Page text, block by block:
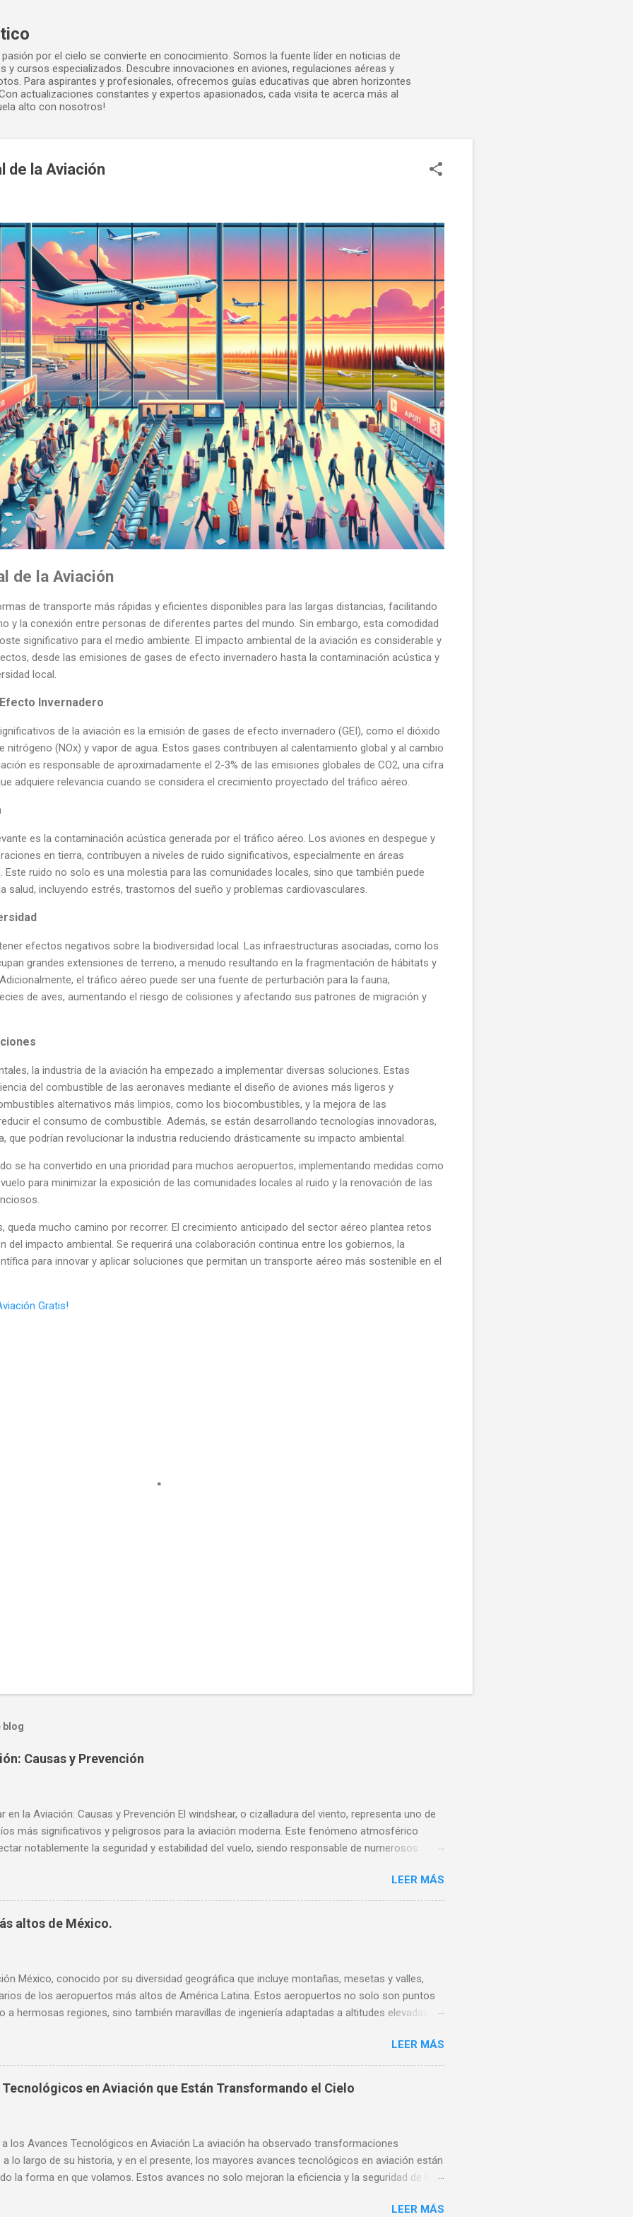
por el cielo se convierte en conocimiento. Somos la fuente líder en noticias de
y cursos especializados. Descubre innovaciones en aviones, regulaciones aéreas y
Para aspirantes y profesionales, ofrecemos guías educativas que abren horizontes
actualizaciones constantes y expertos apasionados, cada visita te acerca más al
alto con nosotros!
de la Aviación
de la Aviación
de transporte más rápidas y eficientes disponibles para las largas distancias, facilitando
y la conexión entre personas de diferentes partes del mundo. Sin embargo, esta comodidad
significativo para el medio ambiente. El impacto ambiental de la aviación es considerable y
desde las emisiones de gases de efecto invernadero hasta la contaminación acústica y
local.
Invernadero
de la aviación es la emisión de gases de efecto invernadero (GEI), como el dióxido
nitrógeno (NOx) y vapor de agua. Estos gases contribuyen al calentamiento global y al cambio
es responsable de aproximadamente el 2-3% de las emisiones globales de CO2, una cifra
adquiere relevancia cuando se considera el crecimiento proyectado del tráfico aéreo.
es la contaminación acústica generada por el tráfico aéreo. Los aviones en despegue y
en tierra, contribuyen a niveles de ruido significativos, especialmente en áreas
ruido no solo es una molestia para las comunidades locales, sino que también puede
salud, incluyendo estrés, trastornos del sueño y problemas cardiovasculares.
efectos negativos sobre la biodiversidad local. Las infraestructuras asociadas, como los
grandes extensiones de terreno, a menudo resultando en la fragmentación de hábitats y
el tráfico aéreo puede ser una fuente de perturbación para la fauna,
de aves, aumentando el riesgo de colisiones y afectando sus patrones de migración y
la industria de la aviación ha empezado a implementar diversas soluciones. Estas
del combustible de las aeronaves mediante el diseño de aviones más ligeros y
alternativos más limpios, como los biocombustibles, y la mejora de las
el consumo de combustible. Además, se están desarrollando tecnologías innovadoras,
que podrían revolucionar la industria reduciendo drásticamente su impacto ambiental.
se ha convertido en una prioridad para muchos aeropuertos, implementando medidas como
para minimizar la exposición de las comunidades locales al ruido y la renovación de las
queda mucho camino por recorrer. El crecimiento anticipado del sector aéreo plantea retos
del impacto ambiental. Se requerirá una colaboración continua entre los gobiernos, la
para innovar y aplicar soluciones que permitan un transporte aéreo más sostenible en el
Gratis!
blog
Causas y Prevención
en la Aviación: Causas y Prevención El windshear, o cizalladura del viento, representa uno de
más significativos y peligrosos para la aviación moderna. Este fenómeno atmosférico
notablemente la seguridad y estabilidad del vuelo, siendo responsable de numerosos
es, por tanto, una prioridad crítica tanto para pilotos como para operadores de aeropuertos y
En este artículo, exploraremos en detalle qué es el windshear, sus tipos y
a la aviación . También analizaremos las principales causas de su aparición, abarcando
LEER MÁS
altos de México.
México, conocido por su diversidad geográfica que incluye montañas, mesetas y valles,
de los aeropuertos más altos de América Latina. Estos aeropuertos no solo son puntos
a hermosas regiones, sino también maravillas de ingeniería adaptadas a altitudes elevadas.
que tienen para sus respectivas regiones. 1. Aeropuerto Internacional Felipe Ángeles (AIFA)
Zumpango, Estado de México, el Aeropuerto Internacional Felipe Ángeles es uno de los más
modernos del país. Con una altitud de aproximadamente 2,200 metros sobre el nivel del mar,
operaciones nacionales como internacionales. 2. Aeropuerto Internacional de Toluca (AIT)
LEER MÁS
en Aviación que Están Transformando el Cielo
a los Avances Tecnológicos en Aviación La aviación ha observado transformaciones
a lo largo de su historia, y en el presente, los mayores avances tecnológicos en aviación están
la forma en que volamos. Estos avances no solo mejoran la eficiencia y la seguridad de los
clave que están redefiniendo el cielo y cambiando la manera en que percibimos los viajes
LEER MÁS